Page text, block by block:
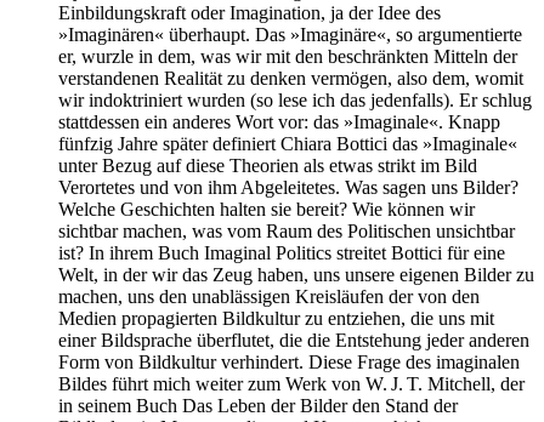
Einbildungskraft oder Imagination, ja der Idee des
»Imaginären« überhaupt. Das »Imaginäre«, so argumentierte
er, wurzle in dem, was wir mit den beschränkten Mitteln der
verstandenen Realität zu denken vermögen, also dem, womit
wir indoktriniert wurden (so lese ich das jedenfalls). Er schlug
stattdessen ein anderes Wort vor: das »Imaginale«. Knapp
fünfzig Jahre später definiert Chiara Bottici das »Imaginale«
unter Bezug auf diese Theorien als etwas strikt im Bild
Verortetes und von ihm Abgeleitetes. Was sagen uns Bilder?
Welche Geschichten halten sie bereit? Wie können wir
sichtbar machen, was vom Raum des Politischen unsichtbar
ist? In ihrem Buch Imaginal Politics streitet Bottici für eine
Welt, in der wir das Zeug haben, uns unsere eigenen Bilder zu
machen, uns den unablässigen Kreisläufen der von den
Medien propagierten Bildkultur zu entziehen, die uns mit
einer Bildsprache überflutet, die die Entstehung jeder anderen
Form von Bildkultur verhindert. Diese Frage des imaginalen
Bildes führt mich weiter zum Werk von W. J. T. Mitchell, der
in seinem Buch Das Leben der Bilder den Stand der